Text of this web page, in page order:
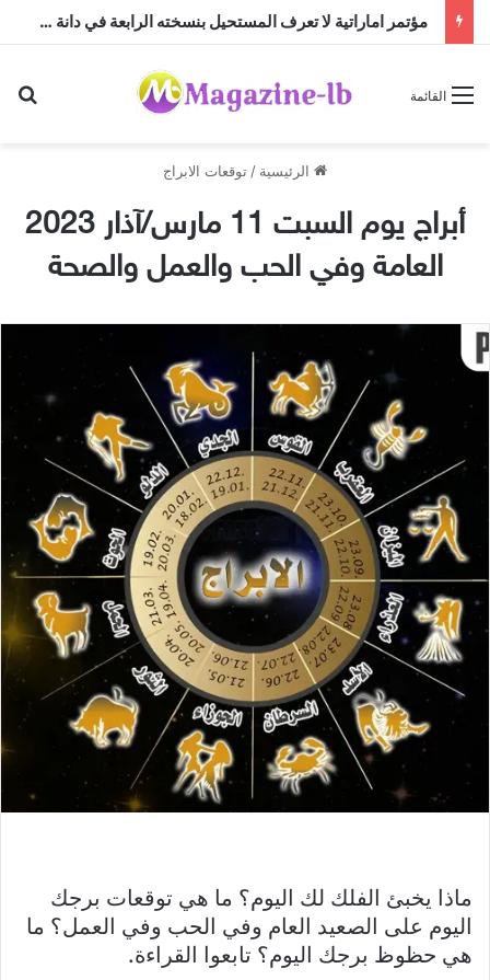
مؤتمر اماراتية لا تعرف المستحيل بنسخته الرابعة في دانة الدنيا دبي
القائمة
الرئيسية / توقعات الابراج
أبراج يوم السبت 11 مارس/آذار 2023
العامة وفي الحب والعمل والصحة
ماذا يخبئ الفلك لك اليوم؟ ما هي توقعات برجك
اليوم على الصعيد العام وفي الحب وفي العمل؟ ما
هي حظوظ برجك اليوم؟ تابعوا القراءة.